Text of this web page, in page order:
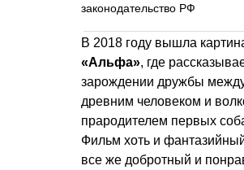
законодательство РФ
В 2018 году вышла
«Альфа», где
зарождении дружбы
древним человеком и
прародителем первых
Фильм хоть и
все же добротный и